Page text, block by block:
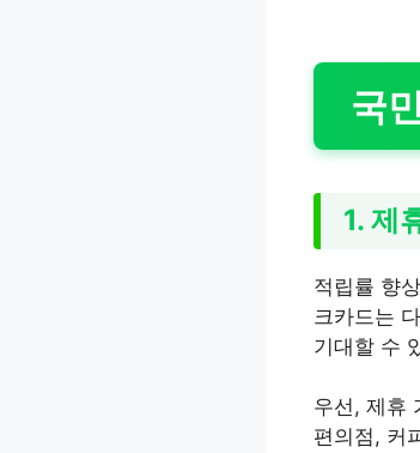
국
1. 제
적립률 향
크카드는
기대할 수
우선, 제휴
편의점, 커